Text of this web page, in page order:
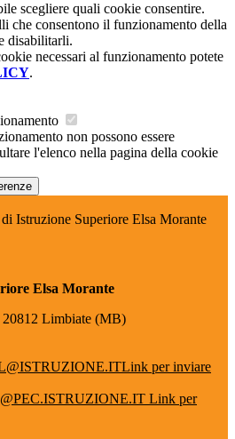
scegliere quali cookie consentire.
che consentono il funzionamento della
disabilitarli.
necessari al funzionamento potete
.
non possono essere
l'elenco nella pagina della cookie
Istruzione Superiore Elsa Morante
Elsa Morante
20812 Limbiate (MB)
Link per inviare
Link per